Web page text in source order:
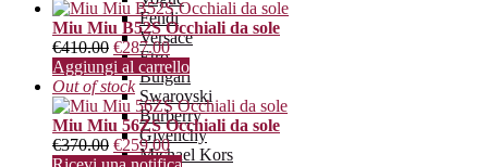
Fendi
Versace
Etro
Bulgari
Swarovski
Burberry
Givenchy
Michael Kors
Miu Miu B52S Occhiali da sole
€410.00 €287.00
Aggiungi al carrello
Out of stock
Miu Miu 56ZS Occhiali da sole
€370.00 €259.00